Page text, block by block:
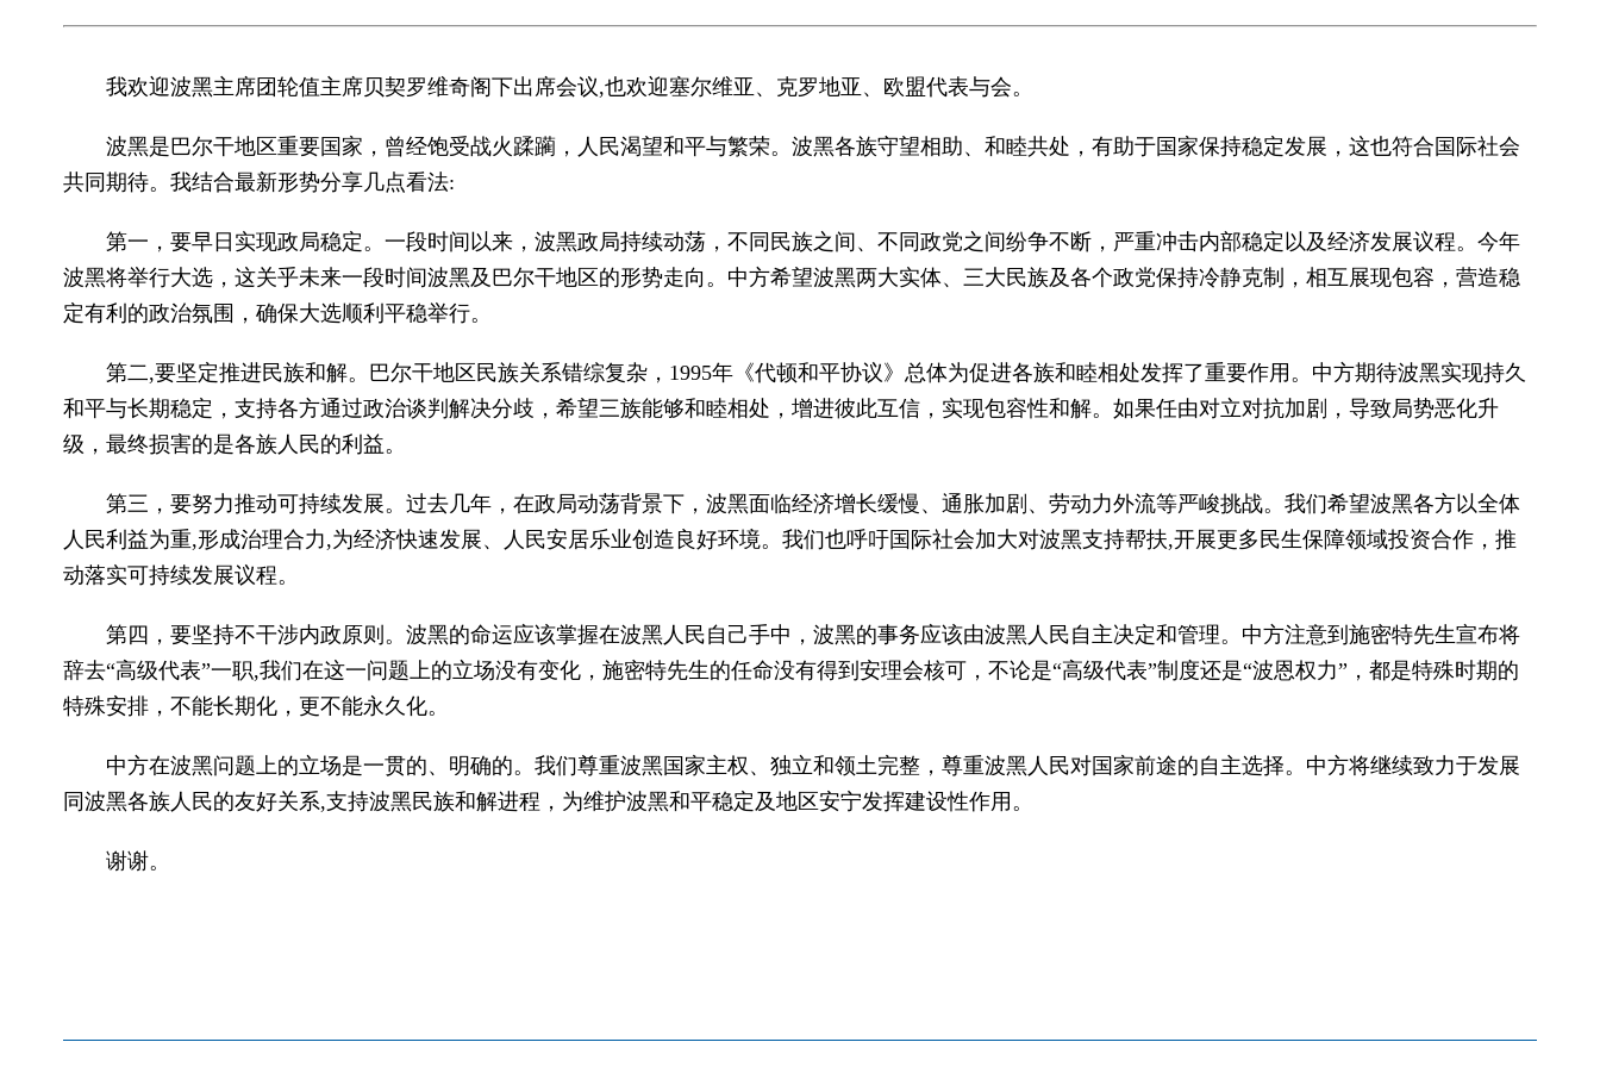
我欢迎波黑主席团轮值主席贝契罗维奇阁下出席会议,也欢迎塞尔维亚、克罗地亚、欧盟代表与会。
波黑是巴尔干地区重要国家，曾经饱受战火蹂躏，人民渴望和平与繁荣。波黑各族守望相助、和睦共处，有助于国家保持稳定发展，这也符合国际社会
共同期待。我结合最新形势分享几点看法:
第一，要早日实现政局稳定。一段时间以来，波黑政局持续动荡，不同民族之间、不同政党之间纷争不断，严重冲击内部稳定以及经济发展议程。今年
波黑将举行大选，这关乎未来一段时间波黑及巴尔干地区的形势走向。中方希望波黑两大实体、三大民族及各个政党保持冷静克制，相互展现包容，营造稳
定有利的政治氛围，确保大选顺利平稳举行。
第二,要坚定推进民族和解。巴尔干地区民族关系错综复杂，1995年《代顿和平协议》总体为促进各族和睦相处发挥了重要作用。中方期待波黑实现持久
和平与长期稳定，支持各方通过政治谈判解决分歧，希望三族能够和睦相处，增进彼此互信，实现包容性和解。如果任由对立对抗加剧，导致局势恶化升
级，最终损害的是各族人民的利益。
第三，要努力推动可持续发展。过去几年，在政局动荡背景下，波黑面临经济增长缓慢、通胀加剧、劳动力外流等严峻挑战。我们希望波黑各方以全体
人民利益为重,形成治理合力,为经济快速发展、人民安居乐业创造良好环境。我们也呼吁国际社会加大对波黑支持帮扶,开展更多民生保障领域投资合作，推
动落实可持续发展议程。
第四，要坚持不干涉内政原则。波黑的命运应该掌握在波黑人民自己手中，波黑的事务应该由波黑人民自主决定和管理。中方注意到施密特先生宣布将
辞去“高级代表”一职,我们在这一问题上的立场没有变化，施密特先生的任命没有得到安理会核可，不论是“高级代表”制度还是“波恩权力”，都是特殊时期的
特殊安排，不能长期化，更不能永久化。
中方在波黑问题上的立场是一贯的、明确的。我们尊重波黑国家主权、独立和领土完整，尊重波黑人民对国家前途的自主选择。中方将继续致力于发展
同波黑各族人民的友好关系,支持波黑民族和解进程，为维护波黑和平稳定及地区安宁发挥建设性作用。
谢谢。